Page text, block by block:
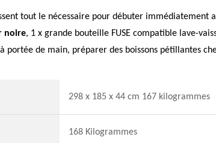
tout le nécessaire pour débuter
noire, 1 x grande bouteille FUSE compatible lave-
à portée de main, préparer des boissons pétillantes
298 x 185 x 44 cm 167 kilogrammes
168 Kilogrammes